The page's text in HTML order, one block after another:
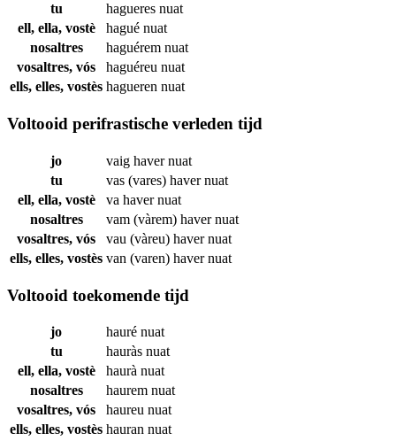
tu
hagueres nuat
ell, ella, vostè
hagué nuat
nosaltres
haguérem nuat
vosaltres, vós
haguéreu nuat
ells, elles, vostès hagueren nuat
Voltooid perifrastische verleden tijd
jo vaig havernuat
tu
vas (vares) havernuat
ell, ella, vostè
va havernuat
nosaltres
vam (vàrem) havernuat
vosaltres, vós
vau (vàreu) havernuat
ells, elles, vostès van (varen) havernuat
Voltooid toekomende tijd
jo hauré nuat
tu
hauràs nuat
ell, ella, vostè
haurà nuat
nosaltres
haurem nuat
vosaltres, vós
haureu nuat
ells, elles, vostès hauran nuat